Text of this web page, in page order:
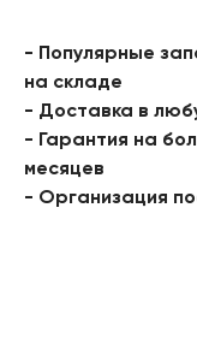
- Популярные
на складе
- Доставка в
- Гарантия на
месяцев
- Организация